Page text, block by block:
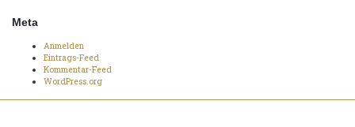
Meta
Anmelden
Eintrags-Feed
Kommentar-Feed
WordPress.org